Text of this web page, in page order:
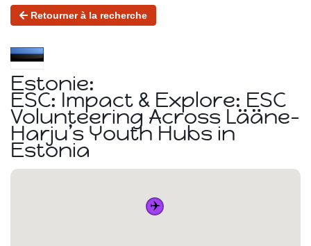
Retourner à la recherche
Estonie:
ESC: Impact & Explore: ESC
Volunteering Across Lääne-
Harju’s Youth Hubs in
Estonia
✈️